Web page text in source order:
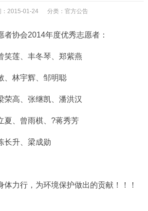
：2015-01-24 分类： 官方公告
者协会2014年度优秀志愿者：
笑莲、丰冬琴、郑紫燕
、林宇辉、邹明聪
荣高、张继凯、潘洪汉
夏、曾雨棋、?蒋秀芳
长升、梁成勋
体力行，为环境保护做出的贡献！！！